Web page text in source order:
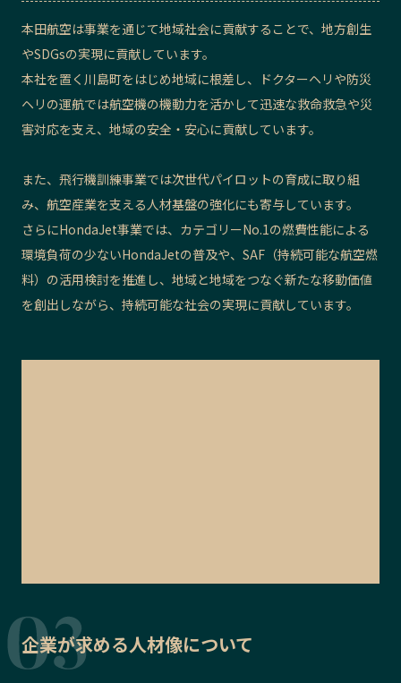
本田航空は事業を通じて地域社会に貢献することで、地方創生
やSDGsの実現に貢献しています。
本社を置く川島町をはじめ地域に根差し、ドクターヘリや防災
ヘリの運航では航空機の機動力を活かして迅速な救命救急や災
害対応を支え、地域の安全・安心に貢献しています。
また、飛行機訓練事業では次世代パイロットの育成に取り組
み、航空産業を支える人材基盤の強化にも寄与しています。
さらにHondaJet事業では、カテゴリーNo.1の燃費性能による
環境負荷の少ないHondaJetの普及や、SAF（持続可能な航空燃
料）の活用検討を推進し、地域と地域をつなぐ新たな移動価値
を創出しながら、持続可能な社会の実現に貢献しています。
企業が求める人材像について